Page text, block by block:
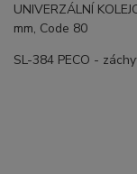
UNIVERZÁLNÍ
mm, Code 80
SL-384 PECO -